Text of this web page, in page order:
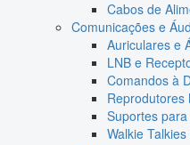
Cabos de
Comunicações e
Auriculares e
LNB e
Comandos à
Reprodutores
Suportes
Walkie